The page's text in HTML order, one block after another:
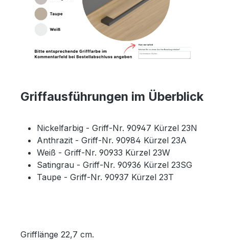
Griffausführungen im Überblick
Nickelfarbig - Griff-Nr. 90947 Kürzel 23N
Anthrazit - Griff-Nr. 90984 Kürzel 23A
Weiß - Griff-Nr. 90933 Kürzel 23W
Satingrau - Griff-Nr. 90936 Kürzel 23SG
Taupe - Griff-Nr. 90937 Kürzel 23T
Grifflänge 22,7 cm.